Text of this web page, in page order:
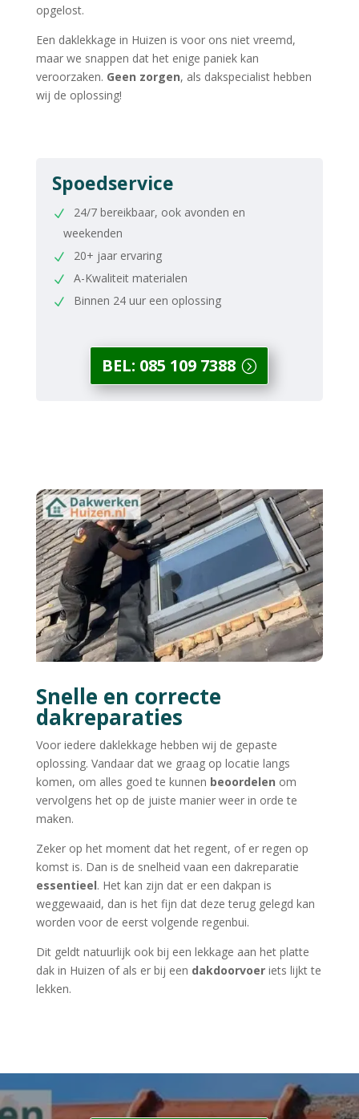
opgelost.
Een daklekkage in Huizen is voor ons niet vreemd,
maar we snappen dat het enige paniek kan
veroorzaken. Geen zorgen, als dakspecialist hebben
wij de oplossing!
Spoedservice
24/7 bereikbaar, ook avonden en
weekenden
20+ jaar ervaring
A-Kwaliteit materialen
Binnen 24 uur een oplossing
BEL: 085 109 7388
Snelle en correcte
dakreparaties
Voor iedere daklekkage hebben wij de gepaste
oplossing. Vandaar dat we graag op locatie langs
komen, om alles goed te kunnen beoordelen om
vervolgens het op de juiste manier weer in orde te
maken.
Zeker op het moment dat het regent, of er regen op
komst is. Dan is de snelheid vaan een dakreparatie
essentieel. Het kan zijn dat er een dakpan is
weggewaaid, dan is het fijn dat deze terug gelegd kan
worden voor de eerst volgende regenbui.
Dit geldt natuurlijk ook bij een lekkage aan het platte
dak in Huizen of als er bij een dakdoorvoeriets lijkt te
lekken.